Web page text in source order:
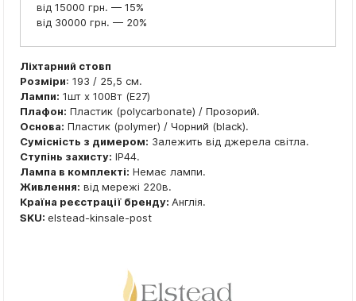
від 15000 грн. — 15%
від 30000 грн. — 20%
Ліхтарний стовп
Розміри: 193 / 25,5 см.
Лампи: 1шт x 100Вт (E27)
Плафон: Пластик (polycarbonate) / Прозорий.
Основа: Пластик (polymer) / Чорний (black).
Сумісність з димером: Залежить від джерела світла.
Ступінь захисту: IP44.
Лампа в комплекті: Немає лампи.
Живлення: від мережі 220в.
Країна реєстрації бренду: Англія.
SKU: elstead-kinsale-post